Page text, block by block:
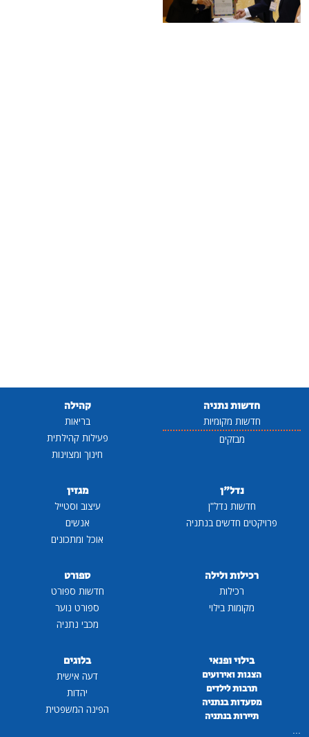
חדשות נתניה
חדשות מקומיות
מבזקים
קהילה
בריאות
פעילות קהילתית
חינוך ומצוינות
נדל"ן
חדשות נדל"ן
פרויקטים חדשים בנתניה
מגזין
עיצוב וסטייל
אנשים
אוכל ומתכונים
רכילות ולילה
רכילות
מקומות בילוי
ספורט
חדשות ספורט
ספורט נוער
מכבי נתניה
בילוי ופנאי
הצגות ואירועים
תרבות לילדים
מסעדות בנתניה
תיירות בנתניה
...
בלוגים
דעה אישית
יהדות
הפינה המשפטית